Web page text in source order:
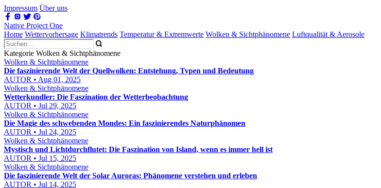
Impressum Über uns
Native Project One
Home Wettervorhersage Klimatrends Temperatur & Extremwerte Wolken & Sichtphänomene Luftqualität & Aerosole
Kategorie Wolken & Sichtphänomene
Wolken & Sichtphänomene
Die faszinierende Welt der Quellwolken: Entstehung, Typen und Bedeutung
AUTOR • Aug 01, 2025
Wolken & Sichtphänomene
Wetterkundler: Die Faszination der Wetterbeobachtung
AUTOR • Jul 29, 2025
Wolken & Sichtphänomene
Die Magie des schwebenden Mondes: Ein faszinierendes Naturphänomen
AUTOR • Jul 24, 2025
Wolken & Sichtphänomene
Mystisch und Lichtdurchflutet: Die Faszination von Island, wenn es immer hell ist
AUTOR • Jul 15, 2025
Wolken & Sichtphänomene
Die faszinierende Welt der Solar Auroras: Phänomene verstehen und erleben
AUTOR • Jul 14, 2025